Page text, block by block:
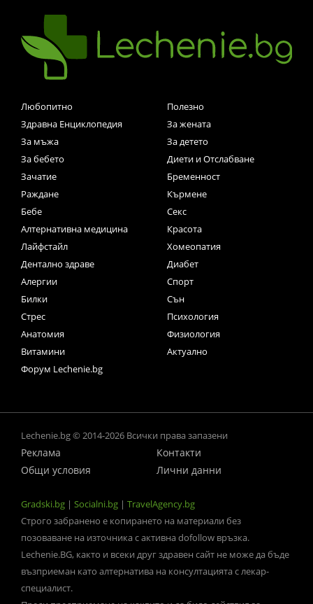
Любопитно
Полезно
Здравна Енциклопедия
За жената
За мъжа
За детето
За бебето
Диети и Отслабване
Зачатие
Бременност
Раждане
Кърмене
Бебе
Секс
Алтернативна медицина
Красота
Лайфстайл
Хомеопатия
Дентално здраве
Диабет
Алергии
Спорт
Билки
Сън
Стрес
Психология
Анатомия
Физиология
Витамини
Актуално
Форум Lechenie.bg
Lechenie.bg © 2014-2026 Всички права запазени
Реклама
Контакти
Общи условия
Лични данни
Gradski.bg | Socialni.bg | TravelAgency.bg
Строго забранено е копирането на материали без
позоваване на източника с активна dofollow връзка.
Lechenie.BG, както и всеки друг здравен сайт не може да бъде
възприеман като алтернатива на консултацията с лекар-
специалист.